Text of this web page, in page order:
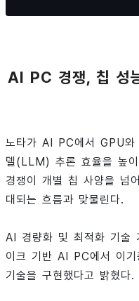
AI PC 경쟁, 칩 성
노타가 AI PC에서 GPU와
델(LLM) 추론 효율을 높
경쟁이 개별 칩 사양을 넘
대되는 흐름과 맞물린다.
AI 경량화 및 최적화 기술
이크 기반 AI PC에서 이
기술을 구현했다고 밝혔다.